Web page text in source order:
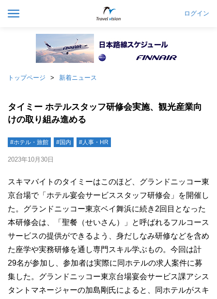
ログイン
トップページ 新着ニュース
タイミー ホテルスタッフ研修会実施、観光産業向
けの取り組み進める
#ホテル・旅館 #国内 #人事・HR
2023年10月30日
スキマバイトのタイミーはこのほど、グランドニッコー東
京台場で「ホテル宴会サービススタッフ研修会」を開催し
た。グランドニッコー東京ベイ舞浜に続き2回目となった
本研修会は、「聖餐（せいさん）」と呼ばれるフルコース
サービスの提供ができるよう、身だしなみ研修などを含め
た座学や実務研修を通し専門スキル学ぶもの。今回は計
29名が参加し、参加者は実際に同ホテルの求人案件に募
集した。グランドニッコー東京台場宴会サービス課アシス
タントマネージャーの加島剛氏によると、同ホテルがスキ